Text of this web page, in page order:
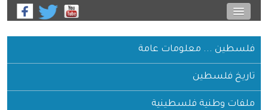
فلسطين ... معلومات عامة
تاريخ فلسطين
ملفات وطنية فلسطينية